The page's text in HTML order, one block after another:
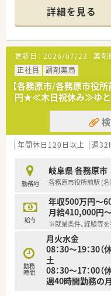
■母体となるスーパ
安定感抜群!
■営業収益日本小売
■日本全国から海外
の中に調剤薬局を展
■面分業がメインの
いるので、薬の品目
できます。
◇◆こんな方にオ
■患者様、お客様に
■幅広いキャリアパ
→長期キャリア形成
ョナルを目指す事も、
ャリアパスがあります
※人事、店舗運営、
■曜日時間などのシ
取りたい方（旅行好き
整形外科のほか、リ
スポーツ整形・ペイ
■比較的ゆとりのあ
■あたたかく穏やか
す。
＼ 企業独自の取り組
■店舗ごと、薬剤師
「○○店の○○を経験
ど、
ご希望に応じて他
■本部付けで各店舗
各店舗の悩みの吸
現場が孤立するこ
＼ 長く働けます ／
■幅広い年代の方が活
プライベートを考
長く勤務できるよ
■社員の皆さんにも
経験や想いを尊重
地域や会社のため
積極的に応援して
＼ 社長のお人柄・社風
■やさしくおだやかな
仕事に一生懸命な
詳細を見る
更新日： 2026/07/23 薬剤
正社員
調剤薬局
【各務原市/各務原市役
円★≪木日祝休み≫ゆと
年間休日120日以上 週
勤務地
岐阜県 各務原市
各務原市役所前駅 (
給与
年収500万円～
月給410,000円
※就業条件、経験等を
勤務
時間
月火水金
08：30～19：30（
土
08：30～17：00（
週40時間勤務の